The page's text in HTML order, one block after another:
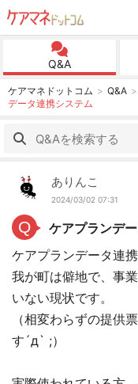
Q&A
ケアマネドットコム Q&A
データ連携システム
ありんこ
2024/03/02 07:31
Q
ケアプランデ
ケアプランデータ連
我が町は僻地で、事
いない現状です。
（相変わらずの提供
す´д` ;）